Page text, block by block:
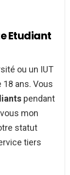
Etudiant
ou un IUT
ans. Vous
pendant
mon
statut
tiers